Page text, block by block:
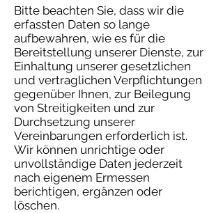
Bitte beachten Sie, dass wir die
erfassten Daten so lange
aufbewahren, wie es für die
Bereitstellung unserer Dienste, zur
Einhaltung unserer gesetzlichen
und vertraglichen Verpflichtungen
gegenüber Ihnen, zur Beilegung
von Streitigkeiten und zur
Durchsetzung unserer
Vereinbarungen erforderlich ist.
Wir können unrichtige oder
unvollständige Daten jederzeit
nach eigenem Ermessen
berichtigen, ergänzen oder
löschen.